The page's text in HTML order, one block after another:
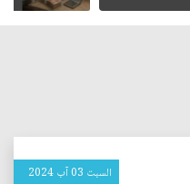
السبت 03 آب 2024